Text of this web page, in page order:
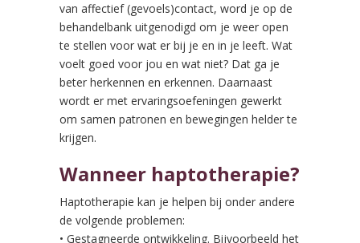
van affectief (gevoels)contact, word je op de
behandelbank uitgenodigd om je weer open
te stellen voor wat er bij je en in je leeft. Wat
voelt goed voor jou en wat niet? Dat ga je
beter herkennen en erkennen. Daarnaast
wordt er met ervaringsoefeningen gewerkt
om samen patronen en bewegingen helder te
krijgen.
Wanneer haptotherapie?
Haptotherapie kan je helpen bij onder andere
de volgende problemen:
• Gestagneerde ontwikkeling. Bijvoorbeeld het